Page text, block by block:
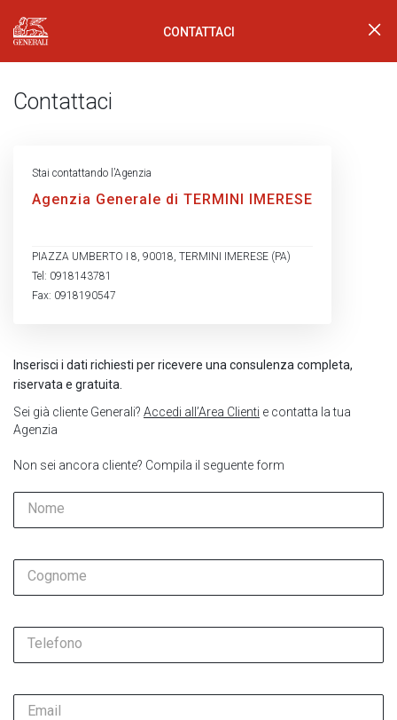
Generali Logo CONTATTACI
Contattaci
Inserisci i dati richiesti per ricevere una consulenza completa,
riservata e gratuita.
Sei già cliente Generali? Accedi all’Area Clienti e contatta la tua
Agenzia
Non sei ancora cliente? Compila il seguente form
Nome
Cognome
Telefono
Email
Stai contattando l’Agenzia
Agenzia Generale di TERMINI IMERESE
PIAZZA UMBERTO I 8, 90018, TERMINI IMERESE (PA)
Tel: 0918143781
Fax: 0918190547